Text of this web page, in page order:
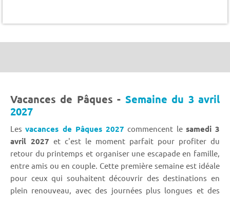
Vacances de Pâques - Semaine du 3 avril
2027
Lesvacances de Pâques 2027 commencent le samedi 3
avril 2027 et c'est le moment parfait pour profiter du
retour du printemps et organiser une escapade en famille,
entre amis ou en couple. Cette première semaine est idéale
pour ceux qui souhaitent découvrir des destinations en
plein renouveau, avec des journées plus longues et des